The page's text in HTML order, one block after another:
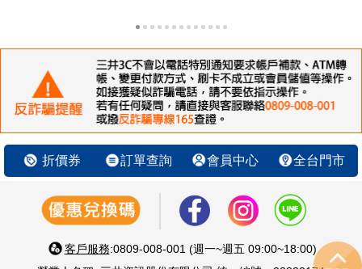
折價券 訂單查詢 會員中心 全台門市
客戶服務:0809-008-001 (週一~週五 09:00~18:00)